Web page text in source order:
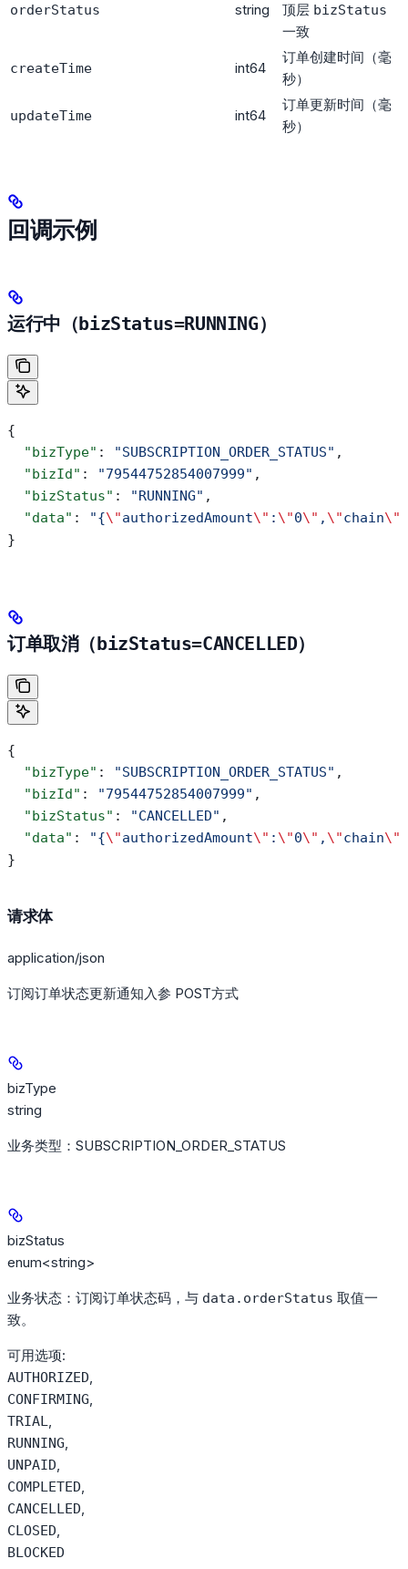
orderStatus string
顶层 bizStatus
一致
createTime int64
订单创建时间（毫
秒）
updateTime int64
订单更新时间（毫
秒）
回调示例
运行中（bizStatus=RUNNING）
{
  "bizType"
: "SUBSCRIPTION_ORDER_STATUS" ,
  "bizId"
: "79544752854007999" ,
  "bizStatus"
: "RUNNING" ,
  "data"
: "{\"authorizedAmount\" : \"0\" , \"chain\"
}
订单取消（bizStatus=CANCELLED）
{
  "bizType"
: "SUBSCRIPTION_ORDER_STATUS" ,
  "bizId"
: "79544752854007999" ,
  "bizStatus"
: "CANCELLED" ,
  "data"
: "{\"authorizedAmount\" : \"0\" , \"chain\"
}
请求体
application/json
订阅订单状态更新通知入参 POST方式
bizType
string
业务类型：SUBSCRIPTION_ORDER_STATUS
bizStatus
enum<string>
业务状态：订阅订单状态码，与 data.orderStatus 取值一
致。
可用选项:
AUTHORIZED,
CONFIRMING,
TRIAL,
RUNNING,
UNPAID,
COMPLETED,
CANCELLED,
CLOSED,
BLOCKED